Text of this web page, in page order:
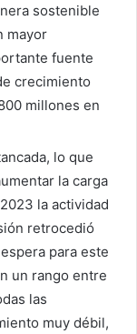
sostenible
mayor
fuente
crecimiento
millones en
lo que
la carga
la actividad
retrocedió
para este
un rango entre
las
muy débil,